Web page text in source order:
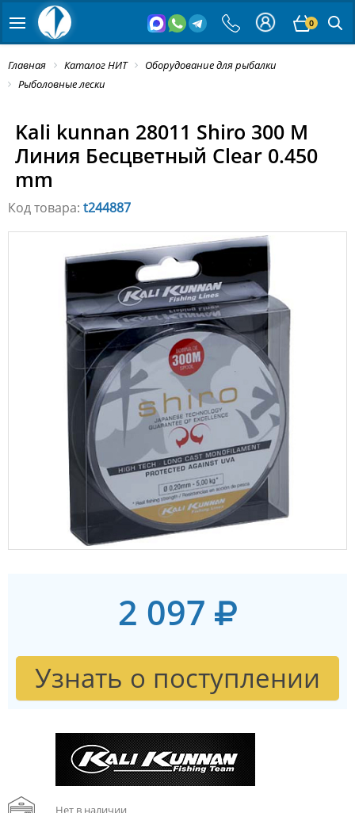
0
Главная Каталог НИТ
Оборудование для рыбалки
Рыболовные лески
Kali kunnan 28011 Shiro 300 M
Линия Бесцветный Clear 0.450
mm
Код товара: t244887
2 097
Узнать о поступлении